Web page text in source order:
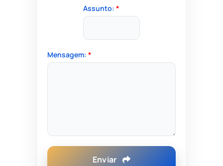
Assunto: *
Mensagem: *
Enviar